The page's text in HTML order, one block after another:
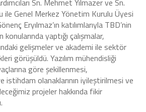
ile Genel Merkez Yönetim Kurulu Üyesi
Eryılmaz’ın katılımlarıyla TBD’nin
yaptığı çalışmalar,
gelişmeler ve akademi ile sektör
görüşüldü. Yazılım mühendisliği
göre şekillenmesi,
istihdam olanaklarının iyileştirilmesi ve
projeler hakkında fikir